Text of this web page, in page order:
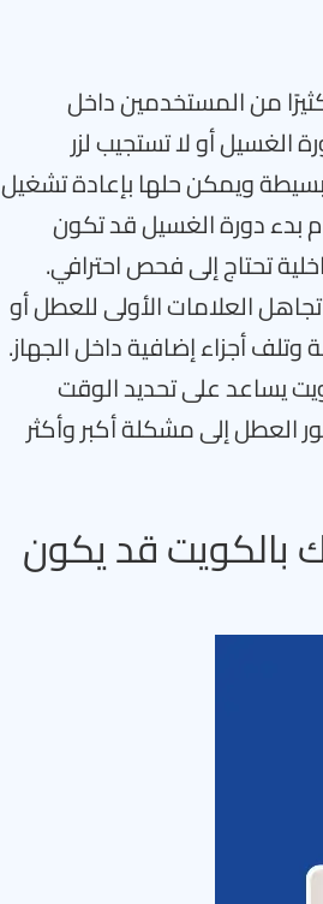
من المستخدمين داخل
أو لا تستجيب لزر
ويمكن حلها بإعادة تشغيل
بدء دورة الغسيل قد تكون
تحتاج إلى فحص احترافي.
العلامات الأولى للعطل أو
أجزاء إضافية داخل الجهاز.
يساعد على تحديد الوقت
العطل إلى مشكلة أكبر وأكثر
بالكويت قد يكون